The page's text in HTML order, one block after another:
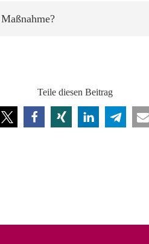
Teile diesen Beitrag